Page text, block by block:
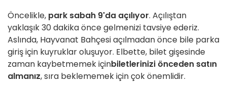
Öncelikle, park sabah 9'da açılıyor. Açılıştan
yaklaşık 30 dakika önce gelmenizi tavsiye ederiz.
Aslında, Hayvanat Bahçesi açılmadan önce bile parka
giriş için kuyruklar oluşuyor. Elbette, bilet gişesinde
zaman kaybetmemek içinbiletlerinizi önceden satın
almanız, sıra beklememek için çok önemlidir.